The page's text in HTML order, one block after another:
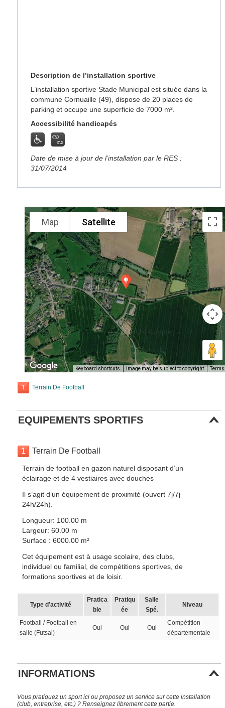
Description de l’installation sportive
L’installation sportive Stade Municipal est située dans la
commune Cornuaille (49), dispose de 20 places de
parking et occupe une superficie de 7000 m².
Accessibilité handicapés
Date de mise à jour de l’installation par le RES :
31/07/2014
Map Satellite
Keyboard shortcuts Image may be subject to copyright Terms
1 Terrain De Football
EQUIPEMENTS SPORTIFS
1 Terrain De Football
Terrain de football en gazon naturel disposant d’un
éclairage et de 4 vestiaires avec douches
Il s’agit d’un équipement de proximité (ouvert 7j/7j –
24h/24h).
Longueur: 100.00 m
Largeur: 60.00 m
Surface : 6000.00 m²
Cet équipement est à usage scolaire, des clubs,
individuel ou familial, de compétitions sportives, de
formations sportives et de loisir.
Type d’activité
Pratica
ble
Pratiqu
ée
Salle
Spé.
Niveau
Football / Football en
salle (Futsal)
Oui Oui Oui
Compétition
départementale
INFORMATIONS
Vous pratiquez un sport ici ou proposez un service sur cette installation
(club, entreprise, etc.) ? Renseignez librement cette partie.